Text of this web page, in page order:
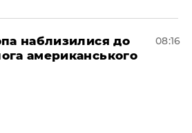
наблизилися до
американського
08:16